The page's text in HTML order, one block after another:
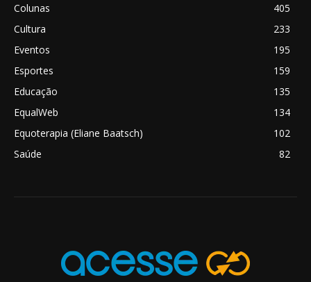
Colunas
405
Cultura
233
Eventos
195
Esportes
159
Educação
135
EqualWeb
134
Equoterapia (Eliane Baatsch)
102
Saúde
82